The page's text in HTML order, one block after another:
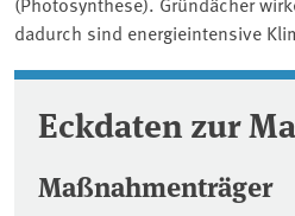
dadurch sind energieintensive
Eckdaten zur
Maßnahmenträger